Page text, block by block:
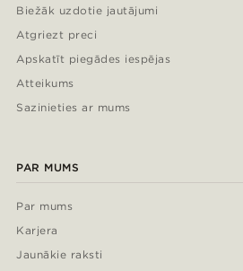
Biežāk uzdotie jautājumi
Atgriezt preci
Apskatīt piegādes iespējas
Atteikums
Sazinieties ar mums
PAR MUMS
Par mums
Karjera
Jaunākie raksti